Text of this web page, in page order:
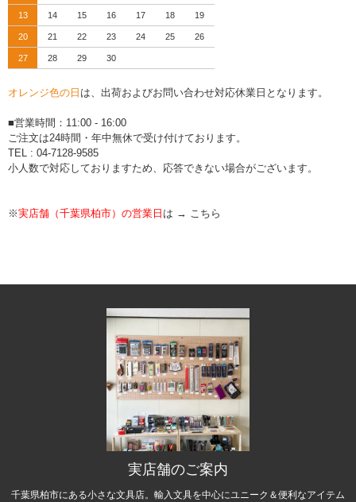
13 14 15 16 17 18 19
20 21 22 23 24 25 26
27 28 29 30
オレンジ色の日 は、出荷およびお問い合わせ対応休業日となります。
■営業時間：11:00 - 16:00
ご注文は24時間・年中無休で受け付けております。
TEL : 04-7128-9585
小人数で対応しておりますため、応答できない場合がございます。
※実店舗（千葉県柏市）の営業日 は → こちら
実店舗のご案内
千葉県柏市にある小さな文具店。輸入文具を中心にユニーク＆便利なアイテム